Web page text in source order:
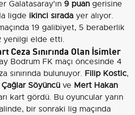
Galatasaray'ın 9 puangerisine
ligde ikinci sırada yer alıyor.
19 galibiyet, 5 beraberlik
yenilgi elde etti.
Ceza Sınırında Olan İsimler
Bodrum FK maçı öncesinde 4
sınırında bulunuyor. Filip Kostic,
Çağlar Söyüncü ve Mert Hakan
kart gördü. Bu oyuncular yarın
bir sonraki lig maçında